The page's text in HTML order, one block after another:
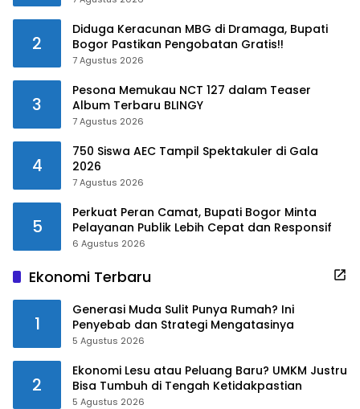
2
Diduga Keracunan MBG di Dramaga, Bupati
Bogor Pastikan Pengobatan Gratis!!
7 Agustus 2026
3
Pesona Memukau NCT 127 dalam Teaser
Album Terbaru BLINGY
7 Agustus 2026
4
750 Siswa AEC Tampil Spektakuler di Gala
2026
7 Agustus 2026
5
Perkuat Peran Camat, Bupati Bogor Minta
Pelayanan Publik Lebih Cepat dan Responsif
6 Agustus 2026
Ekonomi Terbaru
1
Generasi Muda Sulit Punya Rumah? Ini
Penyebab dan Strategi Mengatasinya
5 Agustus 2026
2
Ekonomi Lesu atau Peluang Baru? UMKM Justru
Bisa Tumbuh di Tengah Ketidakpastian
5 Agustus 2026